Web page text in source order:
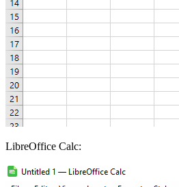
LibreOffice Calc: